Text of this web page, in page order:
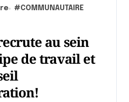
#COMMUNAUTAIRE
au sein
de travail et